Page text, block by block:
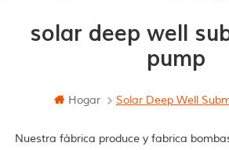
solar deep well
pump
Hogar Solar Deep Well
Nuestra fábrica produce y fabrica